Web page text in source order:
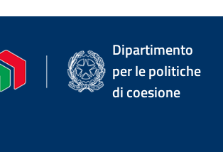
Dipartimento
per le politiche
di coesione